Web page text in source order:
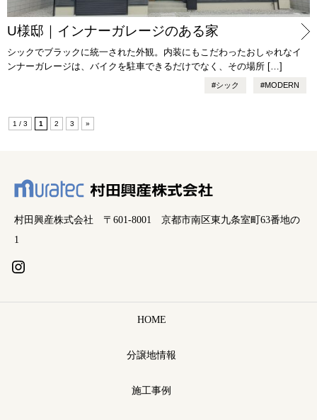
U様邸｜インナーガレージのある家
シックでブラックに統一された外観。内装にもこだわったおしゃれなイ
ンナーガレージは、バイクを駐車できるだけでなく、その場所 […]
#MODERN
#シック
1 / 3 1 2 3 »
村田興産株式会社 〒601-8001 京都市南区東九条室町63番地の
1
HOME
分譲地情報
施工事例